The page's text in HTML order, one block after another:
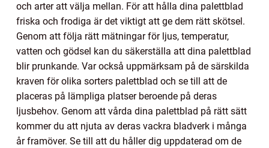
och arter att välja mellan. För att hålla dina palettblad
friska och frodiga är det viktigt att ge dem rätt skötsel.
Genom att följa rätt mätningar för ljus, temperatur,
vatten och gödsel kan du säkerställa att dina palettblad
blir prunkande. Var också uppmärksam på de särskilda
kraven för olika sorters palettblad och se till att de
placeras på lämpliga platser beroende på deras
ljusbehov. Genom att vårda dina palettblad på rätt sätt
kommer du att njuta av deras vackra bladverk i många
år framöver. Se till att du håller dig uppdaterad om de